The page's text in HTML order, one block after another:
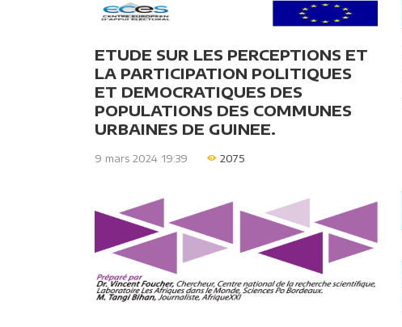
ETUDE SUR LES PERCEPTIONS ET
LA PARTICIPATION POLITIQUES
ET DEMOCRATIQUES DES
POPULATIONS DES COMMUNES
URBAINES DE GUINEE.
9 mars 2024 19:39 2075